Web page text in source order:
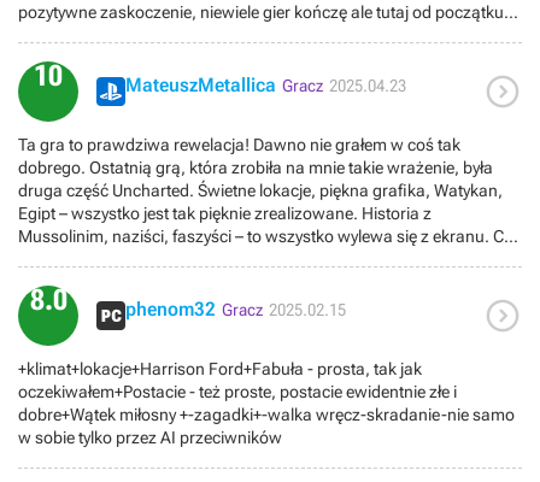
pozytywne zaskoczenie, niewiele gier kończę ale tutaj od początku
żeby znaleźć poukrywane fanty. Dla mnie 9/10 (a biorąc pod uwagę
gamepassa 9,5/10) Dawno się tak dobrze nie bawiłem, mam
nadzieję że będzie więcej gier z tej serii bo stałem się fanem :D!
10 MateuszMetallica Gracz 2025.04.23 
Ta gra to prawdziwa rewelacja! Dawno nie grałem w coś tak
dobrego. Ostatnią grą, która zrobiła na mnie takie wrażenie, była
druga część Uncharted. Świetne lokacje, piękna grafika, Watykan,
Egipt – wszystko jest tak pięknie zrealizowane. Historia z
Mussolinim, naziści, faszyści – to wszystko wylewa się z ekranu. Coś
8.0 phenom32 Gracz 2025.02.15 
+klimat+lokacje+Harrison Ford+Fabuła - prosta, tak jak
oczekiwałem+Postacie - też proste, postacie ewidentnie złe i
dobre+Wątek miłosny +-zagadki+-walka wręcz-skradanie-nie samo
w sobie tylko przez AI przeciwników